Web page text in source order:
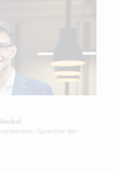
Sprecher der